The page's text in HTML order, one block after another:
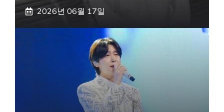
2026년 06월 17일